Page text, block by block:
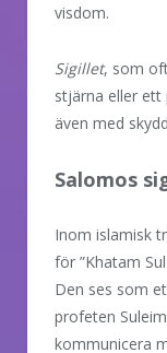
visdom.
Sigillet, som
stjärna eller ett
även med
Salomos
Inom islamisk
för ”Khatam
Den ses som
profeten
kommunicera